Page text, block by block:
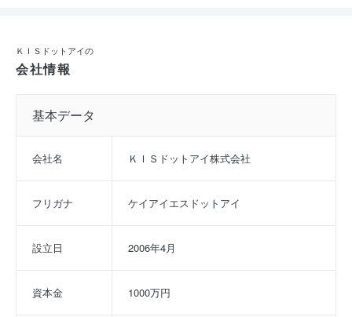
ＫＩＳドットアイの
会社情報
基本データ
会社名 ＫＩＳドットアイ株式会社
フリガナ ケイアイエスドットアイ
設立日 2006年4月
資本金 1000万円